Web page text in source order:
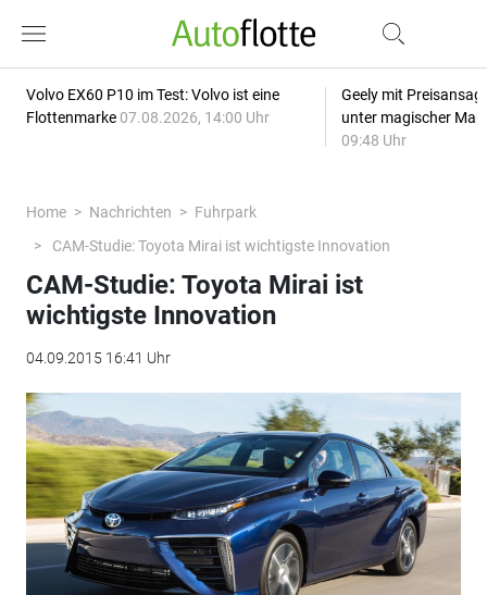
Volvo EX60 P10 im Test: Volvo ist eine
Flottenmarke 07.08.2026, 14:00 Uhr
Geely mit
unter magischer
09:48 Uhr
Home Nachrichten
Fuhrpark
CAM-Studie: Toyota Mirai ist wichtigste Innovation
CAM-Studie: Toyota Mirai ist
wichtigste Innovation
04.09.2015 16:41 Uhr